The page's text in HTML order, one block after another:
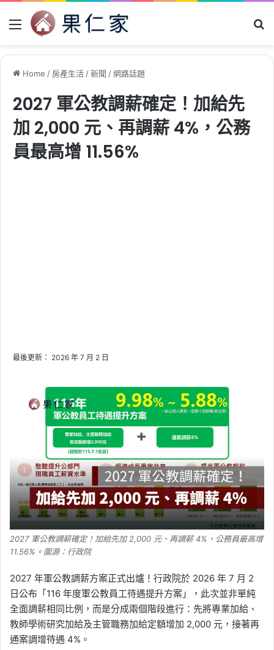
Menu
Home / 房產生活/新聞 /網路話題
2027 軍公教調薪確定！加給先
加 2,000 元、再調薪 4%，公務
員最高增 11.56%
最後更新： 2026 年 7 月 2 日
2027 軍公教調薪確定！加給先加 2,000 元、再調薪 4%，公務員最高增
11.56%。圖源：行政院
2027 年軍公教調薪方案正式出爐！行政院於 2026 年 7 月 2
日公布「116 年度軍公教員工待遇提升方案」，此次並非單純
全面調薪相同比例，而是分成兩個階段進行：先將專業加給、
教師學術研究加給及主管職務加給定額增加 2,000 元，接著再
通案調增待遇 4%。